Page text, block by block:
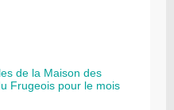
de la Maison des
Frugeois pour le mois